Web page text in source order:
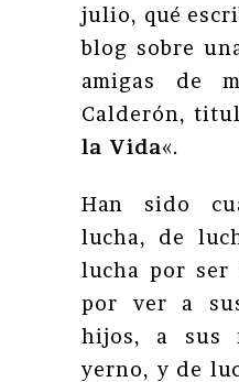
julio, qué
blog sobre
amigas de
Calderón,
la Vida«.
Han sido
lucha, de
lucha por ser
por ver a
hijos, a sus
yerno, y de